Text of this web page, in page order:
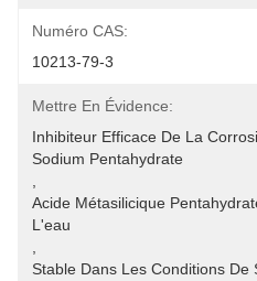
Numéro CAS:
10213-79-3
Mettre En Évidence:
Inhibiteur Efficace De La
Sodium Pentahydrate
Acide Métasilicique
L'eau
Stable Dans Les Conditions